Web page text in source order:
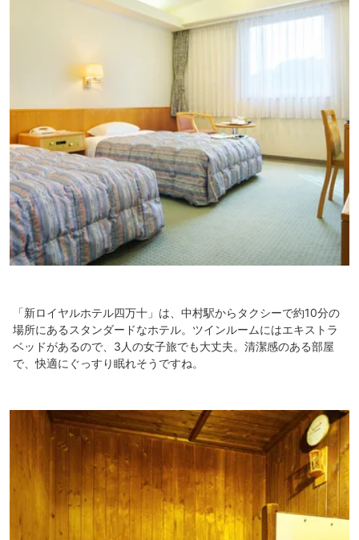
「新ロイヤルホテル四万十」は、中村駅からタクシーで約10分の
場所にあるスタンダードなホテル。ツインルームにはエキストラ
ベッドがあるので、3人の女子旅でも大丈夫。清潔感のある部屋
で、快適にぐっすり眠れそうですね。